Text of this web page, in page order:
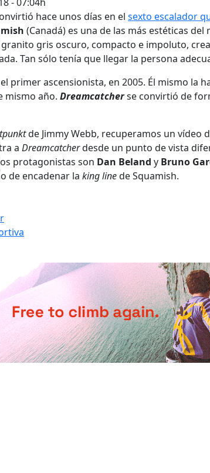
hace unos días en el sexto escalador
(Canadá) es una de las más estéticas
gris oscuro, compacto e impoluto,
Tan sólo tenía que llegar la persona
primer ascensionista, en 2005. Él mismo la
mismo año. Dreamcatcherse convirtió de
de Jimmy Webb, recuperamos un vídeo
a Dreamcatcherdesde un punto de vista
protagonistas son Dan Beland y Bruno
de encadenar la king linede Squamish.